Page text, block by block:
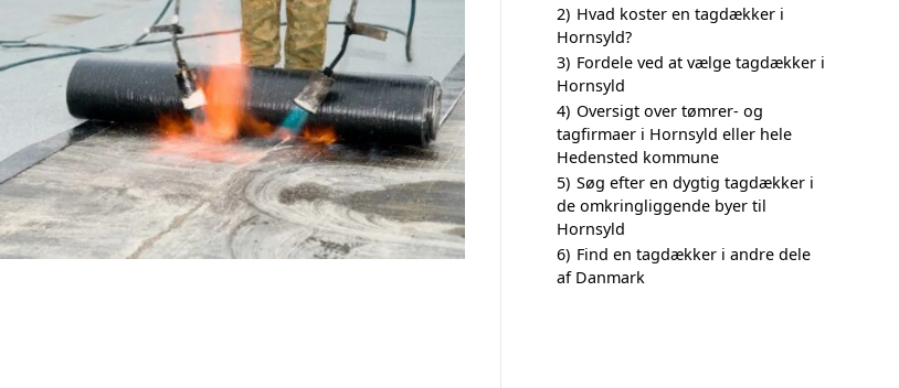
2) Hvad koster en tagdækker i
Hornsyld?
3) Fordele ved at vælge tagdækker i
Hornsyld
4) Oversigt over tømrer- og
tagfirmaer i Hornsyld eller hele
Hedensted kommune
5) Søg efter en dygtig tagdækker i
de omkringliggende byer til
Hornsyld
6) Find en tagdækker i andre dele
af Danmark